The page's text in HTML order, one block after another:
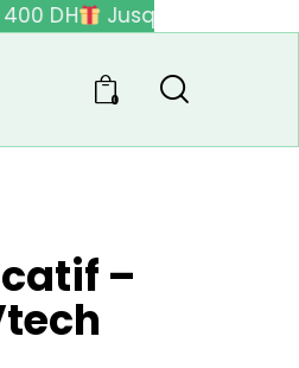
DH Jusqu'à 40% de
0
–